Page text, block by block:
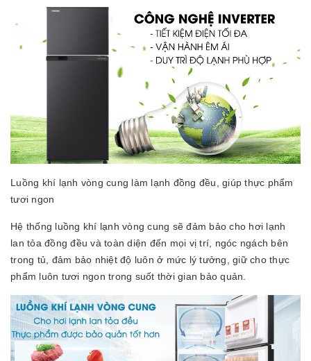
Luồng khí lạnh vòng cung làm lạnh đồng đều, giúp thực phẩm
tươi ngon
Hệ thống luồng khí lạnh vòng cung sẽ đảm bảo cho hơi lạnh
lan tỏa đồng đều và toàn diện đến mọi vị trí, ngóc ngách bên
trong tủ, đảm bảo nhiệt độ luôn ở mức lý tưởng, giữ cho thực
phẩm luôn tươi ngon trong suốt thời gian bảo quản.